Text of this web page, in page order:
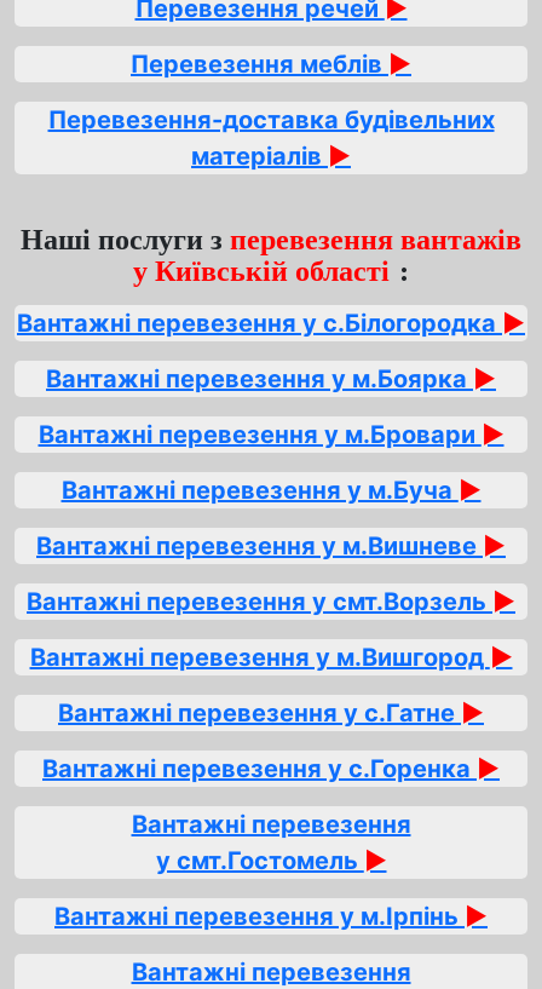
Перевезення речей ►
Перевезення меблів ►
Перевезення-доставка будівельних
матеріалів ►
Наші послуги з перевезення вантажів
у Київській області :
Вантажні перевезення у с.Білогородка ►
Вантажні перевезення у м.Боярка ►
Вантажні перевезення у м.Бровари ►
Вантажні перевезення у м.Буча ►
Вантажні перевезення у м.Вишневе ►
Вантажні перевезення у смт.Ворзель ►
Вантажні перевезення у м.Вишгород ►
Вантажні перевезення у с.Гатне ►
Вантажні перевезення у с.Горенка ►
Вантажні перевезення
у смт.Гостомель ►
Вантажні перевезення у м.Ірпінь ►
Вантажні перевезення